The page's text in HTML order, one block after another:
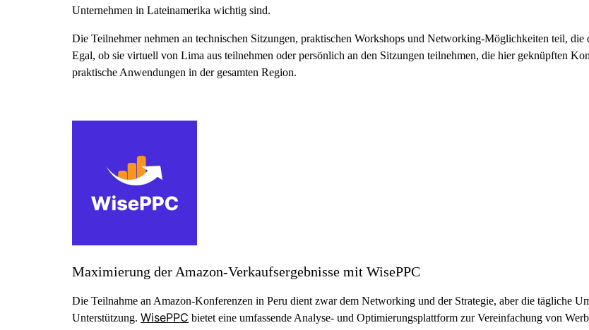
Unternehmen in Lateinamerika wichtig sind.
Die Teilnehmer nehmen an technischen Sitzungen, praktischen Workshops und Networking-Möglichkeiten teil, die
Egal, ob sie virtuell von Lima aus teilnehmen oder persönlich an den Sitzungen teilnehmen, die hier geknüpften
praktische Anwendungen in der gesamten Region.
Maximierung der Amazon-Verkaufsergebnisse mit WisePPC
Die Teilnahme an Amazon-Konferenzen in Peru dient zwar dem Networking und der Strategie, aber die tägliche
Unterstützung. WisePPC bietet eine umfassende Analyse- und Optimierungsplattform zur Vereinfachung von